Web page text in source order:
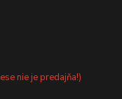
nie je predajňa!)